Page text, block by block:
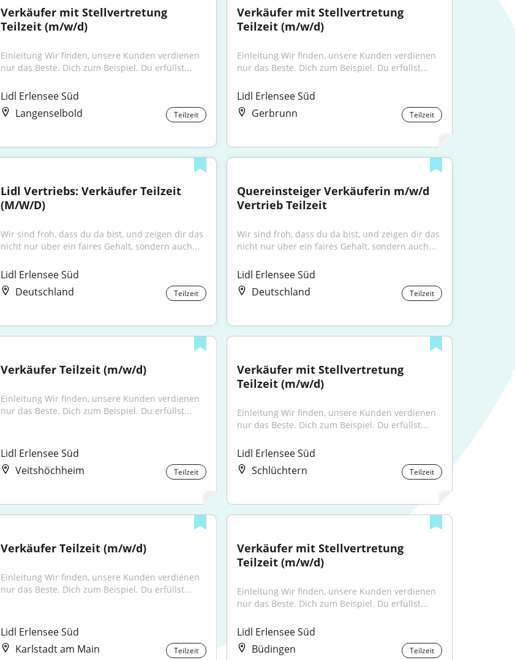
Verkäufer mit Stellvertretung
Teilzeit (m/w/d)
Einleitung Wir finden, unsere Kunden verdienen
nur das Beste. Dich zum Beispiel. Du erfüllst...
Lidl Erlensee Süd
Langenselbold
Teilzeit
Verkäufer mit Stellvertretung
Teilzeit (m/w/d)
Einleitung Wir finden, unsere Kunden verdienen
nur das Beste. Dich zum Beispiel. Du erfüllst...
Lidl Erlensee Süd
Gerbrunn
Teilzeit
Lidl Vertriebs: Verkäufer Teilzeit
(M/W/D)
Wir sind froh, dass du da bist, und zeigen dir das
nicht nur über ein faires Gehalt, sondern auch...
Lidl Erlensee Süd
Deutschland
Teilzeit
Quereinsteiger Verkäuferin m/w/d
Vertrieb Teilzeit
Wir sind froh, dass du da bist, und zeigen dir das
nicht nur über ein faires Gehalt, sondern auch...
Lidl Erlensee Süd
Deutschland
Teilzeit
Verkäufer Teilzeit (m/w/d)
Einleitung Wir finden, unsere Kunden verdienen
nur das Beste. Dich zum Beispiel. Du erfüllst...
Lidl Erlensee Süd
Veitshöchheim
Teilzeit
Verkäufer mit Stellvertretung
Teilzeit (m/w/d)
Einleitung Wir finden, unsere Kunden verdienen
nur das Beste. Dich zum Beispiel. Du erfüllst...
Lidl Erlensee Süd
Schlüchtern
Teilzeit
Verkäufer Teilzeit (m/w/d)
Einleitung Wir finden, unsere Kunden verdienen
nur das Beste. Dich zum Beispiel. Du erfüllst...
Lidl Erlensee Süd
Karlstadt am Main
Teilzeit
Verkäufer mit Stellvertretung
Teilzeit (m/w/d)
Einleitung Wir finden, unsere Kunden verdienen
nur das Beste. Dich zum Beispiel. Du erfüllst...
Lidl Erlensee Süd
Büdingen
Teilzeit